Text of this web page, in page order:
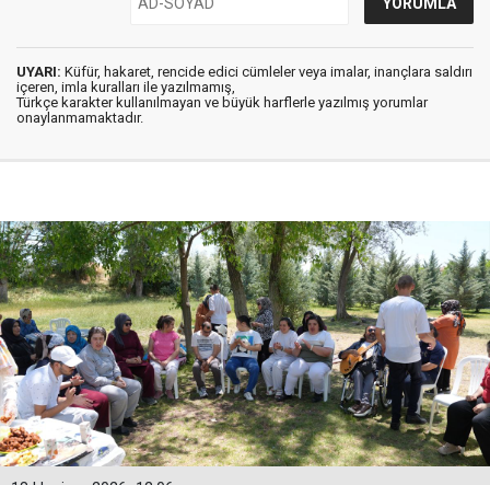
UYARI: Küfür, hakaret, rencide edici cümleler veya imalar, inançlara saldırı
içeren, imla kuralları ile yazılmamış,
Türkçe karakter kullanılmayan ve büyük harflerle yazılmış yorumlar
onaylanmamaktadır.